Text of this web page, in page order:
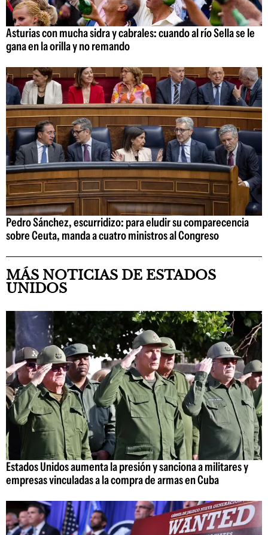
Asturias con mucha sidra y cabrales: cuando al río Sella se le
gana en la orilla y no remando
Pedro Sánchez, escurridizo: para eludir su comparecencia
sobre Ceuta, manda a cuatro ministros al Congreso
MÁS NOTICIAS DE ESTADOS
UNIDOS
Estados Unidos aumenta la presión y sanciona a militares y
empresas vinculadas a la compra de armas en Cuba